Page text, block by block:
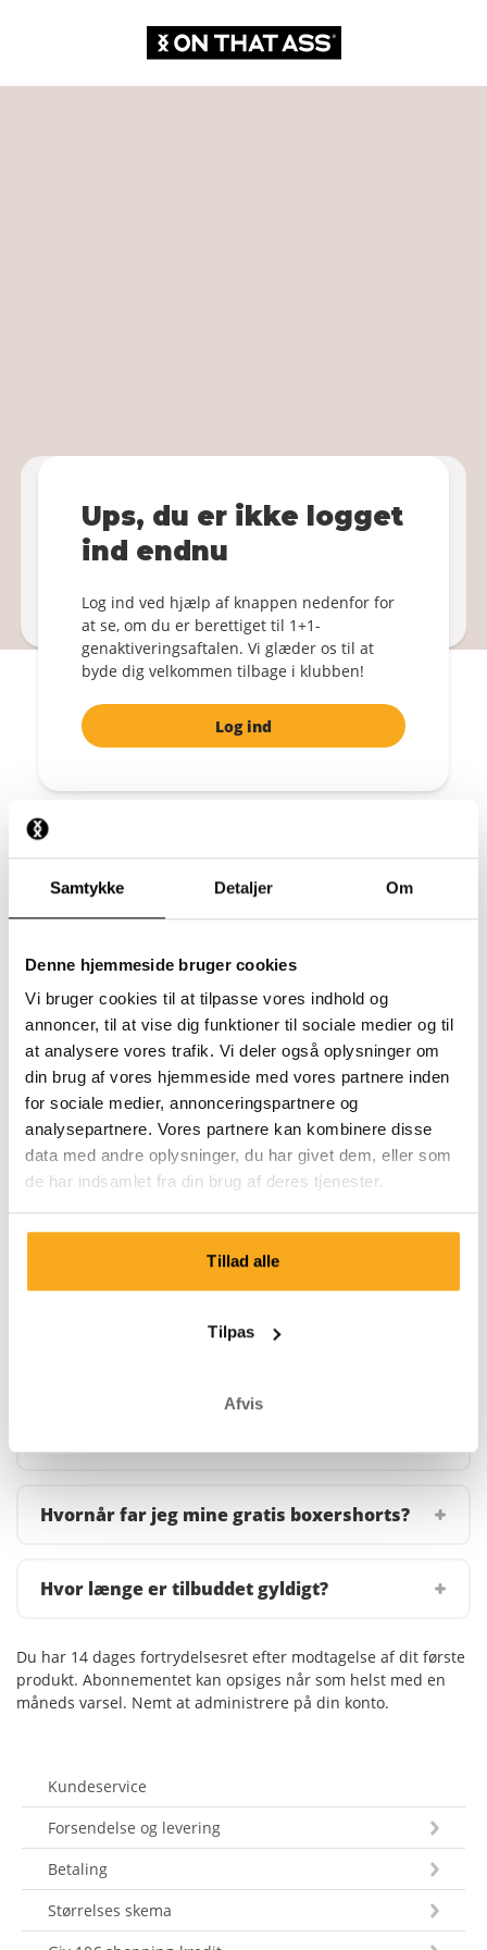
Samtykke Detaljer Om
Denne hjemmeside bruger cookies
Vi bruger cookies til at tilpasse vores indhold og
annoncer, til at vise dig funktioner til sociale medier og til
at analysere vores trafik. Vi deler også oplysninger om
din brug af vores hjemmeside med vores partnere inden
for sociale medier, annonceringspartnere og
analysepartnere. Vores partnere kan kombinere disse
data med andre oplysninger, du har givet dem, eller som
de har indsamlet fra din brug af deres tjenester.
Tillad alle
Tilpas
Afvis
1+1 GRATIS
Ved at bekræfte accepterer du deVilkår og betingelser
Ups, du er ikke logget
ind endnu
Log ind ved hjælp af knappen nedenfor for
at se, om du er berettiget til 1+1-
genaktiveringsaftalen. Vi glæder os til at
byde dig velkommen tilbage i klubben!
Log ind
Dine gratis boxershorts er klar.
Genaktiver dit medlemskab nu, og modtag en gratis
velkomstgave med din første levering. Eksklusive designs, høj
kvalitet og unikke prints til en skarp pris. Hvad venter du på?
Det nyeste design
En gratis Mystery boxershorts
Altid gratis fragt
Hvornår far jeg mine gratis boxershorts?
Hvor længe er tilbuddet gyldigt?
Du har 14 dages fortrydelsesret efter modtagelse af dit første
produkt. Abonnementet kan opsiges når som helst med en
måneds varsel. Nemt at administrere på din konto.
Kundeservice
Forsendelse og levering
Betaling
Størrelses skema